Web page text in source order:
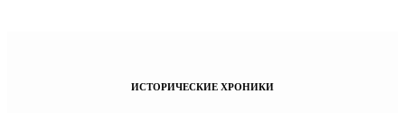
ИСТОРИЧЕСКИЕ ХРОНИКИ